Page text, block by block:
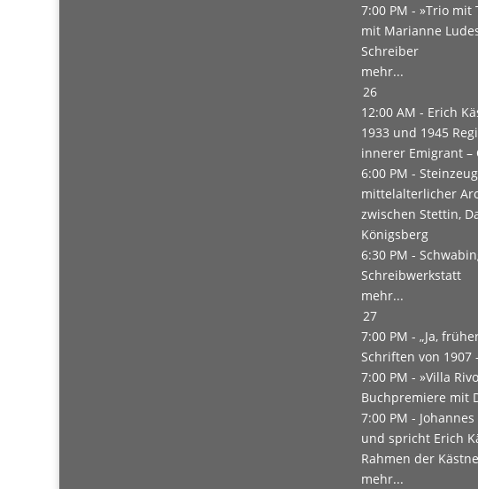
7:00 PM - »Trio mit
mit Marianne
Schreiber
mehr...
26
12:00 AM - Erich
1933 und 1945
innerer Emigrant –
6:00 PM -
mittelalterlicher
zwischen Stettin,
Königsberg
6:30 PM -
Schreibwerkstatt
mehr...
27
7:00 PM - „Ja,
Schriften von 1907
7:00 PM - »Villa
Buchpremiere mit
7:00 PM -
und spricht Erich
Rahmen der
mehr...